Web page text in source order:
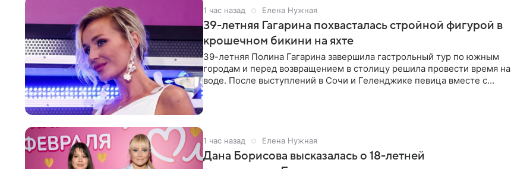
1 час назад Елена Нужная
39-летняя Гагарина похвасталась стройной фигурой в
крошечном бикини на яхте
39-летняя Полина Гагарина завершила гастрольный тур по южным
городам и перед возвращением в столицу решила провести время на
воде. После выступлений в Сочи и Геленджике певица вместе с
1 час назад Елена Нужная
Дана Борисова высказалась о 18-летней